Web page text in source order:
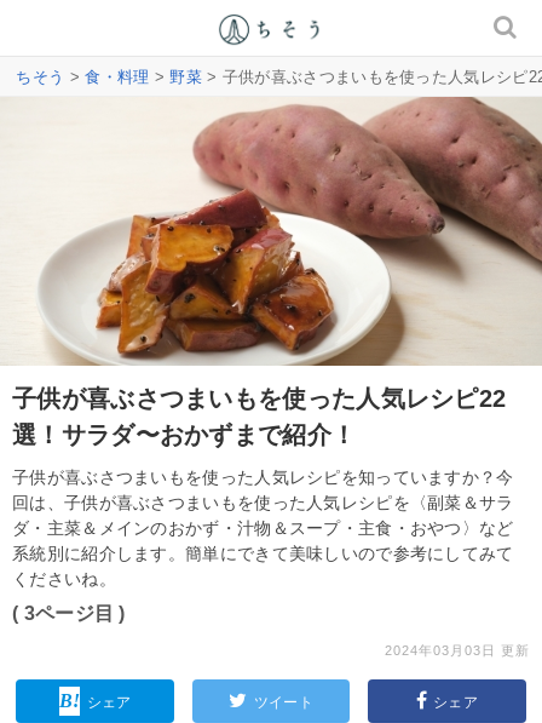
ちそう >食・料理 >野菜> 子供が喜ぶさつまいもを使った人気レシピ
子供が喜ぶさつまいもを使った人気レシピ22
選！サラダ〜おかずまで紹介！
子供が喜ぶさつまいもを使った人気レシピを知っていますか？今
回は、子供が喜ぶさつまいもを使った人気レシピを〈副菜＆サラ
ダ・主菜＆メインのおかず・汁物＆スープ・主食・おやつ〉など
系統別に紹介します。簡単にできて美味しいので参考にしてみて
くださいね。
( 3ページ目 )
2024年03月03日 更新
シェア ツイート シェア